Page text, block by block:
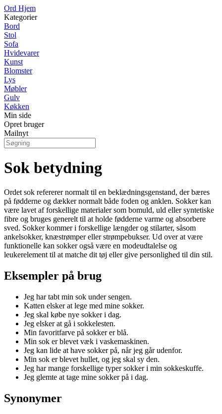
Ord Hjem
Kategorier
Bord
Stol
Sofa
Hvidevarer
Kunst
Blomster
Lys
Møbler
Gulv
Køkken
Min side
Opret bruger
Mailnyt
Sok betydning
Ordet sok refererer normalt til en beklædningsgenstand, der bæres
på fødderne og dækker normalt både foden og anklen. Sokker kan
være lavet af forskellige materialer som bomuld, uld eller syntetiske
fibre og bruges generelt til at holde fødderne varme og absorbere
sved. Sokker kommer i forskellige længder og stilarter, såsom
ankelsokker, knæstrømper eller strømpebukser. Ud over at være
funktionelle kan sokker også være en modeudtalelse og
leukerelement til at matche dit tøj eller give personlighed til din stil.
Eksempler på brug
Jeg har tabt min sok under sengen.
Katten elsker at lege med mine sokker.
Jeg skal købe nye sokker i dag.
Jeg elsker at gå i sokkelesten.
Min favoritfarve på sokker er blå.
Min sok er blevet væk i vaskemaskinen.
Jeg kan lide at have sokker på, når jeg går udenfor.
Min sok er blevet hullet, og jeg skal sy den.
Jeg har mange forskellige typer sokker i min sokkeskuffe.
Jeg glemte at tage mine sokker på i dag.
Synonymer